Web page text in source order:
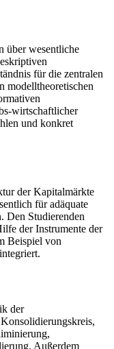
über wesentliche
für die zentralen
modelltheoretischen
wirtschaftlicher
und konkret
der Kapitalmärkte
für adäquate
Den Studierenden
der Instrumente der
Beispiel von
der
Außerdem